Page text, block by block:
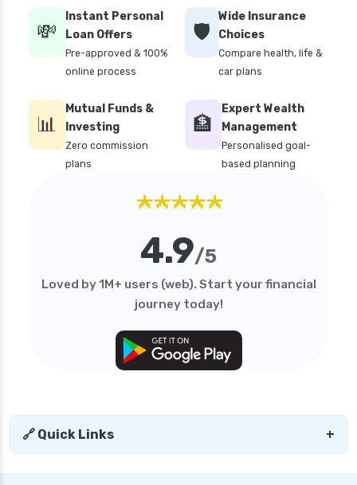
how to cancel health insurance policy
how to check star health insurance policy
status
iifl health insurance
individual health insurance policy
irdai health insurance guidelines
is dental treatment covered in health
life insurance vs health insurance
maternity health insurance
mediclaim health insurance
mediclaim vs health insurance
need of health insurance
personal accident health insurance
senior citizen health insurance
tax benefit of health insurance
💸
Instant Personal
Loan Offers
Pre-approved & 100%
online process
🛡️
Wide Insurance
Choices
Compare health, life &
car plans
📊
Mutual Funds &
Investing
Zero commission
plans
🏦
Expert Wealth
Management
Personalised goal-
based planning
★★★★★
4.9/5
Loved by 1M+ users (web). Start your financial
journey today!
🔗 Quick Links +